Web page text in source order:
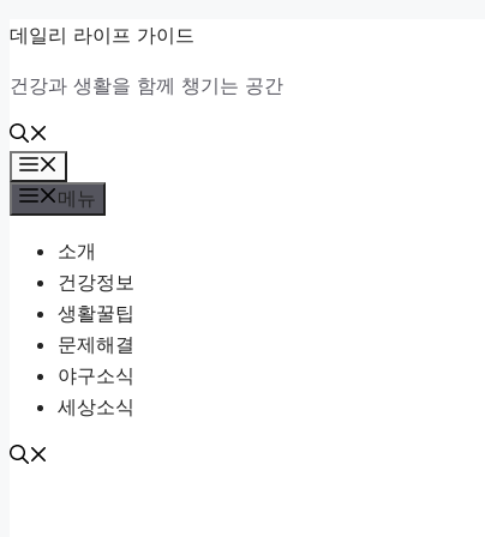
컨
츠
로
건
너
뛰
데일리 라이프 가이드
건강과 생활을 함께 챙기는 공간
뉴
메뉴
소개
건강정보
생활꿀팁
문제해결
야구소식
세상소식